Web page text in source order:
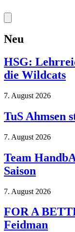
Neu
HSG:
die Wildcats
7. August 2026
TuS Ahmsen
7. August 2026
Team
Saison
7. August 2026
FOR A
Feidman